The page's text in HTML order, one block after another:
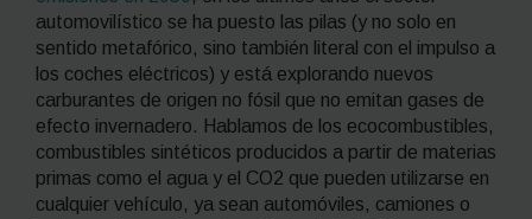
automovilístico se ha puesto las pilas (y no solo en
sentido metafórico, sino también literal con el impulso a
los coches eléctricos) y está explorando nuevos
carburantes de origen no fósil que no emitan gases de
efecto invernadero. Hablamos de los ecocombustibles,
combustibles sintéticos producidos a partir de materias
primas como el agua y el CO2 que pueden utilizarse en
cualquier vehículo, ya sean automóviles, camiones o